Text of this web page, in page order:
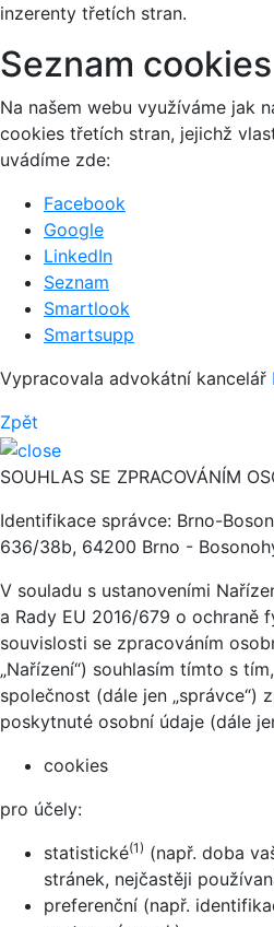
inzerenty třetích stran.
Seznam cookies
Na našem webu využíváme jak
cookies třetích stran, jejichž
uvádíme zde:
Facebook
Google
LinkedIn
Seznam
Smartlook
Smartsupp
Vypracovala advokátní kancelář
Zpět
SOUHLAS SE ZPRACOVÁNÍM
Identifikace správce: Brno-
636/38b, 64200 Brno -
V souladu s ustanoveními
a Rady EU 2016/679 o ochraně
souvislosti se zpracováním
„Nařízení“) souhlasím tímto s
společnost (dále jen „správce“)
poskytnuté osobní údaje (dále
cookies
pro účely:
statistické(1) (např. doba
stránek, nejčastěji
preferenční (např.